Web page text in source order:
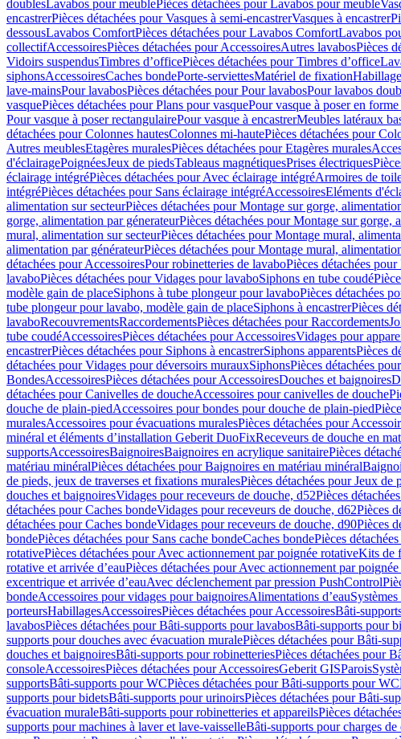
doublesLavabos pour meublePièces détachées pour Lavabos pour meuble
encastrerPièces détachées pour Vasques à semi-encastrerVasques à encastrer
dessousLavabos ComfortPièces détachées pour Lavabos ComfortLavabos
collectifAccessoiresPièces détachées pour AccessoiresAutres lavabosPièces
Vidoirs suspendusTimbres dʼofficePièces détachées pour Timbres dʼoffice
siphonsAccessoiresCaches bondePorte-serviettesMatériel de fixation
lave-mainsPour lavabosPièces détachées pour Pour lavabosPour lavabos
vasquePièces détachées pour Plans pour vasquePour vasque à poser en
Pour vasque à poser rectangulairePour vasque à encastrerMeubles latéraux
détachées pour Colonnes hautesColonnes mi-hautePièces détachées pour
Autres meublesEtagères muralesPièces détachées pour Etagères murales
d'éclairagePoignéesJeux de piedsTableaus magnétiquesPrises électriques
éclairage intégréPièces détachées pour Avec éclairage intégréArmoires de
intégréPièces détachées pour Sans éclairage intégréAccessoiresEléments
alimentation sur secteurPièces détachées pour Montage sur gorge,
gorge, alimentation par génerateurPièces détachées pour Montage sur gorge,
mural, alimentation sur secteurPièces détachées pour Montage mural,
alimentation par générateurPièces détachées pour Montage mural,
détachées pour AccessoiresPour robinetteries de lavaboPièces détachées
lavaboPièces détachées pour Vidages pour lavaboSiphons en tube coudé
modèle gain de placeSiphons à tube plongeur pour lavaboPièces détachées
tube plongeur pour lavabo, modèle gain de placeSiphons à encastrerPièces
lavaboRecouvrementsRaccordementsPièces détachées pour Raccordements
tube coudéAccessoiresPièces détachées pour AccessoiresVidages pour
encastrerPièces détachées pour Siphons à encastrerSiphons apparentsPièces
détachées pour Vidages pour déversoirs murauxSiphonsPièces détachées
BondesAccessoiresPièces détachées pour AccessoiresDouches et baignoires
détachées pour Canivelles de doucheAccessoires pour canivelles de douche
douche de plain-piedAccessoires pour bondes pour douche de plain-pied
muralesAccessoires pour évacuations muralesPièces détachées pour
minéral et éléments d’installation Geberit DuoFixReceveurs de douche en
supportsAccessoiresBaignoiresBaignoires en acrylique sanitairePièces
matériau minéralPièces détachées pour Baignoires en matériau minéral
de pieds, jeux de traverses et fixations muralesPièces détachées pour Jeux
douches et baignoiresVidages pour receveurs de douche, d52Pièces
détachées pour Caches bondeVidages pour receveurs de douche, d62Pièces
détachées pour Caches bondeVidages pour receveurs de douche, d90Pièces
bondePièces détachées pour Sans cache bondeCaches bondePièces
rotativePièces détachées pour Avec actionnement par poignée rotativeKits de
rotative et arrivée d’eauPièces détachées pour Avec actionnement par
excentrique et arrivée d’eauAvec déclenchement par pression PushControl
bondeAccessoires pour vidages pour baignoiresAlimentations d’eau
porteursHabillagesAccessoiresPièces détachées pour AccessoiresBâti-
lavabosPièces détachées pour Bâti-supports pour lavabosBâti-supports pour
supports pour douches avec évacuation muralePièces détachées pour Bâti-
douches et baignoiresBâti-supports pour robinetteriesPièces détachées pour
consoleAccessoiresPièces détachées pour AccessoiresGeberit GISParois
supportsBâti-supports pour WCPièces détachées pour Bâti-supports pour WC
supports pour bidetsBâti-supports pour urinoirsPièces détachées pour Bâti-
évacuation muraleBâti-supports pour robinetteries et appareilsPièces
supports pour machines à laver et lave-vaisselleBâti-supports pour charges de